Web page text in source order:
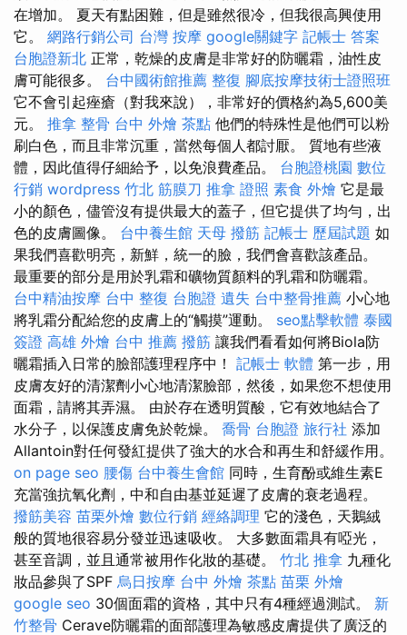
在增加。 夏天有點困難，但是雖然很冷，但我很高興使用
它。 網路行銷公司 台灣 按摩 google關鍵字 記帳士 答案
台胞證新北 正常，乾燥的皮膚是非常好的防曬霜，油性皮
膚可能很多。 台中國術館推薦 整復 腳底按摩技術士證照班
它不會引起痤瘡（對我來說），非常好的價格約為5,600美
元。 推拿 整骨 台中 外燴 茶點 他們的特殊性是他們可以粉
刷白色，而且非常沉重，當然每個人都討厭。 質地有些液
體，因此值得仔細給予，以免浪費產品。 台胞證桃園 數位
行銷 wordpress 竹北 筋膜刀 推拿 證照 素食 外燴 它是最
小的顏色，儘管沒有提供最大的蓋子，但它提供了均勻，出
色的皮膚圖像。 台中養生館 天母 撥筋 記帳士 歷屆試題 如
果我們喜歡明亮，新鮮，統一的臉，我們會喜歡該產品。
最重要的部分是用於乳霜和礦物質顏料的乳霜和防曬霜。
台中精油按摩 台中 整復 台胞證 遺失 台中整骨推薦 小心地
將乳霜分配給您的皮膚上的“觸摸”運動。 seo點擊軟體 泰國
簽證 高雄 外燴 台中 推薦 撥筋 讓我們看看如何將Biola防
曬霜插入日常的臉部護理程序中！ 記帳士 軟體 第一步，用
皮膚友好的清潔劑小心地清潔臉部，然後，如果您不想使用
面霜，請將其弄濕。 由於存在透明質酸，它有效地結合了
水分子，以保護皮膚免於乾燥。 喬骨 台胞證 旅行社 添加
Allantoin對任何發紅提供了強大的水合和再生和舒緩作用。
on page seo 腰傷 台中養生會館 同時，生育酚或維生素E
充當強抗氧化劑，中和自由基並延遲了皮膚的衰老過程。
撥筋美容 苗栗外燴 數位行銷 經絡調理 它的淺色，天鵝絨
般的質地很容易分發並迅速吸收。 大多數面霜具有啞光，
甚至音調，並且通常被用作化妝的基礎。 竹北 推拿 九種化
妝品參與了SPF 烏日按摩 台中 外燴 茶點 苗栗 外燴
google seo 30個面霜的資格，其中只有4種經過測試。 新
竹整骨 Cerave防曬霜的面部護理為敏感皮膚提供了廣泛的